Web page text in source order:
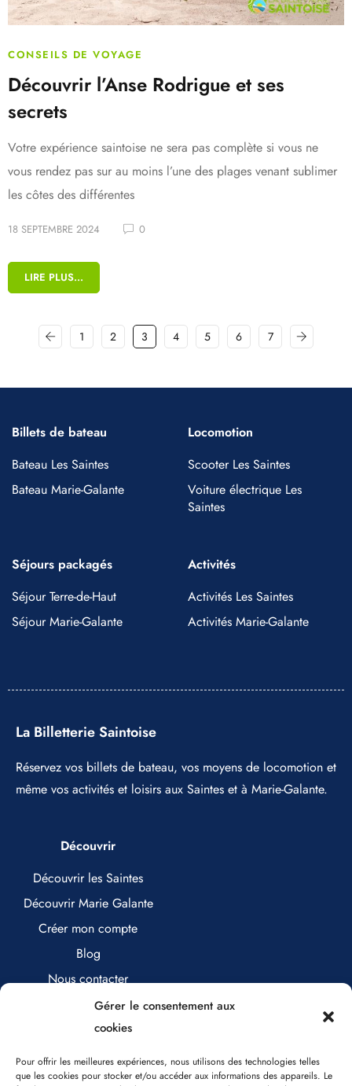
Gérer le consentement aux
cookies
Pour offrir les meilleures expériences, nous utilisons des technologies telles
que les cookies pour stocker et/ou accéder aux informations des appareils. Le
CONSEILS DE VOYAGE
Découvrir l’Anse Rodrigue et ses
secrets
Votre expérience saintoise ne sera pas complète si vous ne
vous rendez pas sur au moins l’une des plages venant sublimer
les côtes des différentes
18 SEPTEMBRE 2024 0
LIRE PLUS...
1 2 3 4 5 6 7
Billets de bateau
Bateau Les Saintes
Bateau Marie-Galante
Locomotion
Scooter Les Saintes
Voiture électrique Les
Saintes
Séjours packagés
Séjour Terre-de-Haut
Séjour Marie-Galante
Activités
Activités Les Saintes
Activités Marie-Galante
La Billetterie Saintoise
Réservez vos billets de bateau, vos moyens de locomotion et
même vos activités et loisirs aux Saintes et à Marie-Galante.
Découvrir
Découvrir les Saintes
Découvrir Marie Galante
Créer mon compte
Blog
Nous contacter
0890 17 25 71 (0,80€/minute)